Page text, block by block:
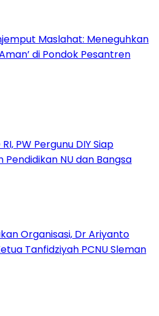
Maslahat: Meneguhkan
di Pondok Pesantren
PW Pergunu DIY Siap
NU dan Bangsa
Organisasi, Dr Ariyanto
Tanfidziyah PCNU Sleman